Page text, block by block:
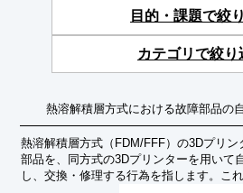
目的・課題で絞
カテゴリで絞り
熱溶解積層方式における故障部品の
熱溶解積層方式（FDM/FFF）の3Dプリ
部品を、同方式の3Dプリンターを用いて
し、交換・修理する行為を指します。こ